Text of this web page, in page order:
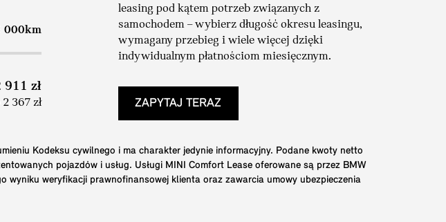
000km
911 zł
367 zł
leasing pod kątem potrzeb związanych z
samochodem – wybierz długość okresu leasingu,
wymagany przebieg i wiele więcej dzięki
indywidualnym płatnościom miesięcznym.
ZAPYTAJ TERAZ
Kodeksu cywilnego i ma charakter jedynie informacyjny. Podane kwoty netto
pojazdów i usług. Usługi MINI Comfort Lease oferowane są przez BMW
wyniku weryfikacji prawnofinansowej klienta oraz zawarcia umowy ubezpieczenia